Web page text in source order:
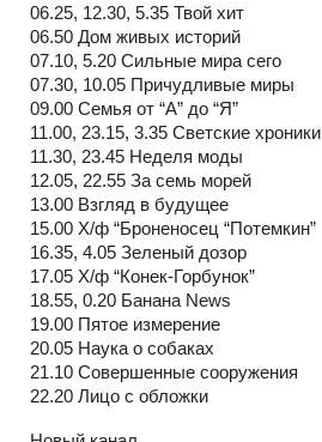
06.25, 12.30, 5.35 Твой хит
06.50 Дом живых историй
07.10, 5.20 Сильные мира сего
07.30, 10.05 Причудливые миры
09.00 Семья от “А” до “Я”
11.00, 23.15, 3.35 Светские хроники
11.30, 23.45 Неделя моды
12.05, 22.55 За семь морей
13.00 Взгляд в будущее
15.00 Х/ф “Броненосец “Потемкин”
16.35, 4.05 Зеленый дозор
17.05 Х/ф “Конек-Горбунок”
18.55, 0.20 Банана News
19.00 Пятое измерение
20.05 Наука о собаках
21.10 Совершенные сооружения
22.20 Лицо с обложки